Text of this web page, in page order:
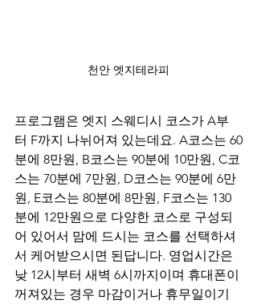
천안 엣지테라피
프로그램은 엣지 스웨디시 코스가 A부
터 F까지 나뉘어져 있는데요. A코스는 60
분에 8만원, B코스는 90분에 10만원, C코
스는 70분에 7만원, D코스는 90분에 6만
원, E코스는 80분에 8만원, F코스는 130
분에 12만원으로 다양한 코스로 구성되
어 있어서 맘에 드시는 코스를 선택하셔
서 케어받으시면 된답니다. 영업시간은
낮 12시부터 새벽 6시까지이며 휴대폰이
꺼져있는 경우 마감이거나 휴무일이기